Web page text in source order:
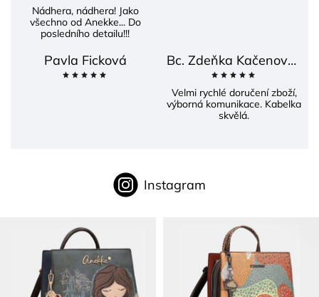
Nádhera, nádhera! Jako
všechno od Anekke... Do
posledního detailu!!!
Pavla Ficková Bc. Zdeňka Kačenová Častová
Velmi rychlé doručení zboží,
výborná komunikace. Kabelka
skvělá.
Instagram